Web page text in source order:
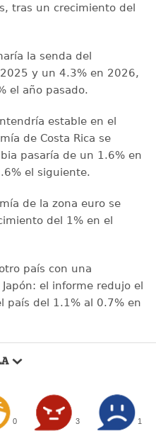
tras un crecimiento del
la senda del
y un 4.3% en 2026,
el año pasado.
estable en el
de Costa Rica se
pasaría de un 1.6% en
el siguiente.
de la zona euro se
del 1% en el
país con una
el informe redujo el
país del 1.1% al 0.7% en
0 3 1